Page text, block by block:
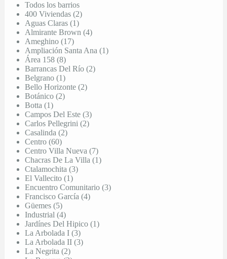
Todos los barrios
400 Viviendas (2)
Aguas Claras (1)
Almirante Brown (4)
Ameghino (17)
Ampliación Santa Ana (1)
Área 158 (8)
Barrancas Del Río (2)
Belgrano (1)
Bello Horizonte (2)
Botánico (2)
Botta (1)
Campos Del Este (3)
Carlos Pellegrini (2)
Casalinda (2)
Centro (60)
Centro Villa Nueva (7)
Chacras De La Villa (1)
Ctalamochita (3)
El Vallecito (1)
Encuentro Comunitario (3)
Francisco García (4)
Güemes (5)
Industrial (4)
Jardínes Del Hipico (1)
La Arbolada I (3)
La Arbolada II (3)
La Negrita (2)